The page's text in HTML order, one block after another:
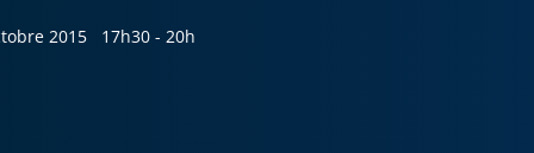
2015 17h30 - 20h